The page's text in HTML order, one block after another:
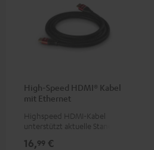
High-Speed HDMI® Kabel
mit Ethernet
Highspeed HDMI-Kabel
unterstützt aktuelle Standards
16,99 €